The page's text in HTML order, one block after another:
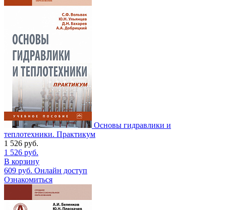
Основы гидравлики и
теплотехники. Практикум
1 526 руб.
1 526 руб.
В корзину
609 руб. Онлайн доступ
Ознакомиться